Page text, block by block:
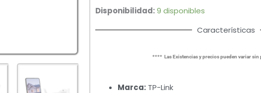
Disponibilidad:9 disponibles
Características
**** Las Existencias y precios pueden variar
Marca: TP-Link